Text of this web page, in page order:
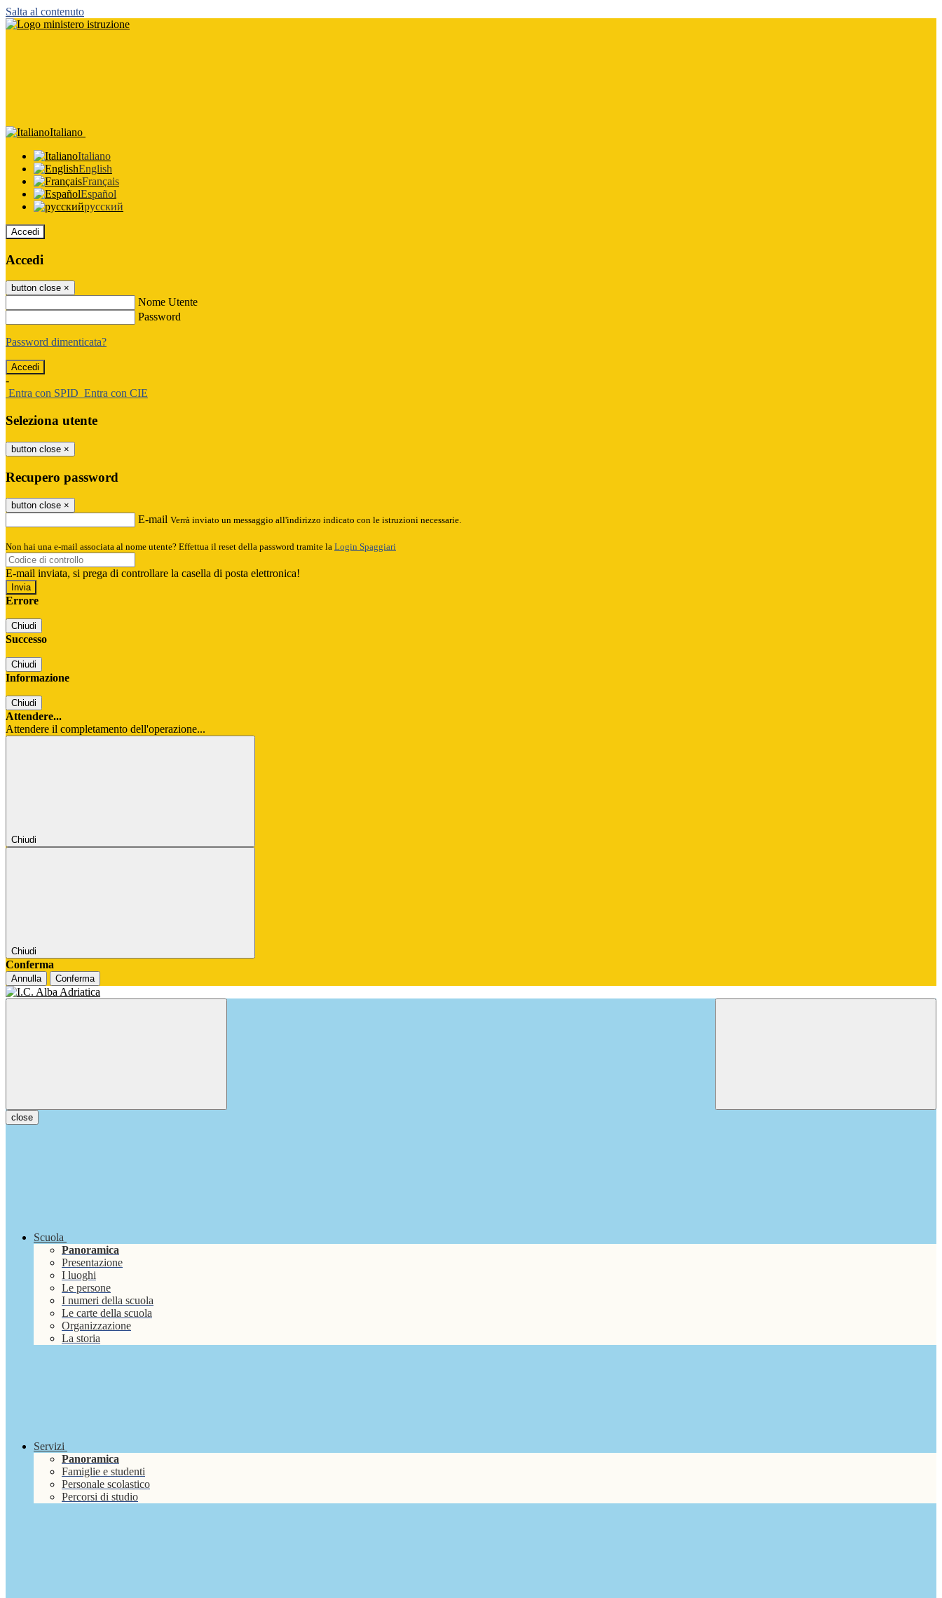
Salta al contenuto
Italiano
Italiano
English
Français
Español
русский
Accedi
Accedi
button close ×
Nome Utente
Password
Password dimenticata?
-
Entra con SPID Entra con CIE
Seleziona utente
button close ×
Recupero password
button close ×
E-mail Verrà inviato un messaggio all'indirizzo indicato con le istruzioni necessarie.
Non hai una e-mail associata al nome utente? Effettua il reset della password tramite la Login Spaggiari
E-mail inviata, si prega di controllare la casella di posta elettronica!
Errore
Chiudi
Successo
Chiudi
Informazione
Chiudi
Attendere...
Attendere il completamento dell'operazione...
Chiudi
Chiudi
Conferma
Annulla Conferma
close
Scuola
Panoramica
Presentazione
I luoghi
Le persone
I numeri della scuola
Le carte della scuola
Organizzazione
La storia
Servizi
Panoramica
Famiglie e studenti
Personale scolastico
Percorsi di studio